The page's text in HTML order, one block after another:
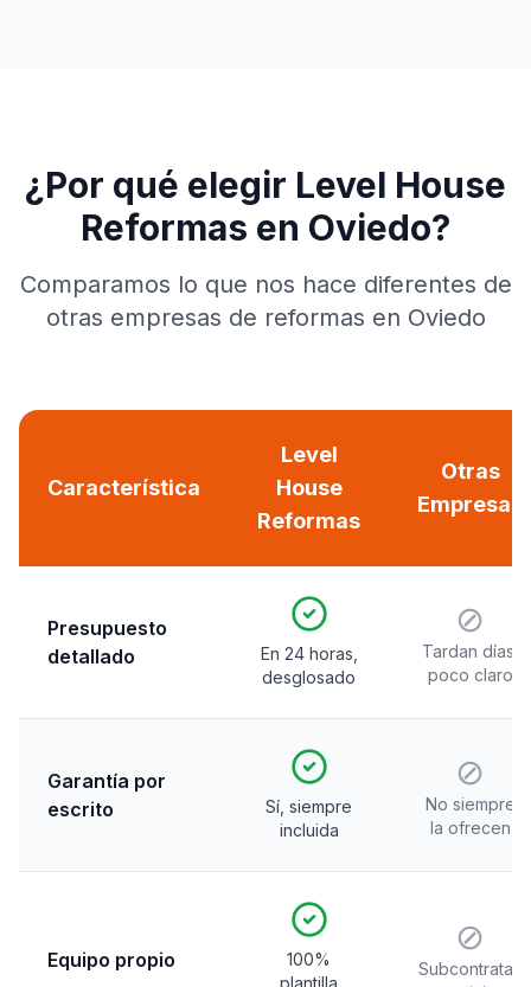
¿Por qué elegir Level House
Reformas en Oviedo?
Comparamos lo que nos hace diferentes de
otras empresas de reformas en Oviedo
Característica
Level
House
Reformas
Otras
Empresas
Presupuesto
detallado
En 24 horas,
desglosado
⊘
Tardan días,
poco claro
Garantía por
escrito
Sí, siempre
incluida
⊘
No siempre
la ofrecen
Equipo propio
100%
plantilla
⊘
Subcontratan